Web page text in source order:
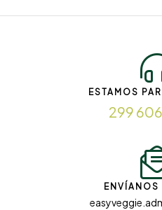
ESTAMOS
299
ENVÍANOS